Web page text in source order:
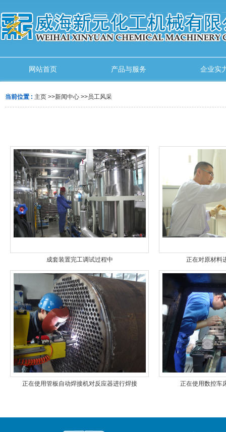
网站首页 产品与服务 企业实
当前位置 : 主页 >>新闻中心 >>员工风采
成套装置完工调试过程中 正在对原材料
正在使用管板自动焊接机对反应器进行焊接 正在使用数控车